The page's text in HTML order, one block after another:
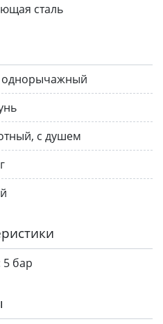
сталь
однорычажный
с душем
5 бар